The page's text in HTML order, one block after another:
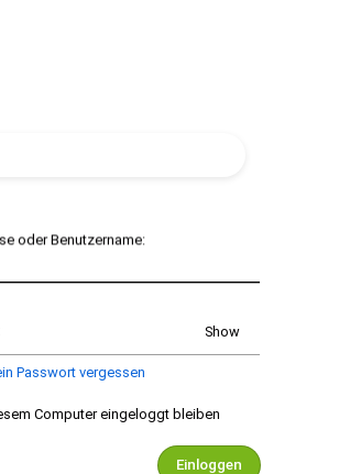
oder Benutzername:
Show
Passwort vergessen
Computer eingeloggt bleiben
Einloggen